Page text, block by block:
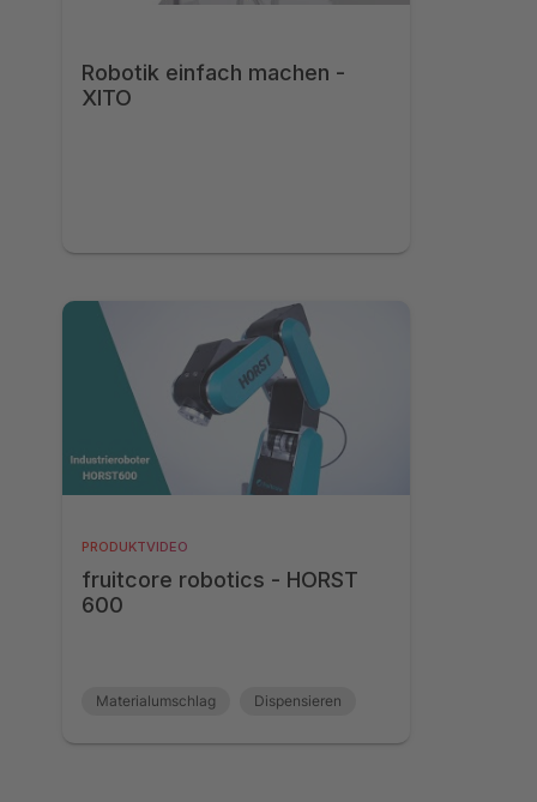
Robotik einfach machen -
XITO
PRODUKTVIDEO
fruitcore robotics - HORST
600
Materialumschlag Dispensieren